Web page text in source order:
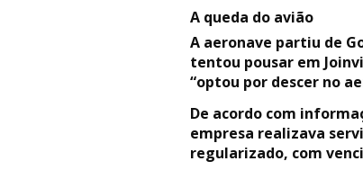
A queda do avião
A aeronave partiu de
tentou pousar em
“optou por descer no
De acordo com
empresa realizava
regularizado, com